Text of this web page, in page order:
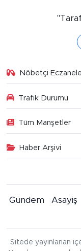
Nöbetçi
Trafik Durumu
Tüm Manşetler
Haber Arşivi
Gündem Asayiş
Sitede yayınlanan